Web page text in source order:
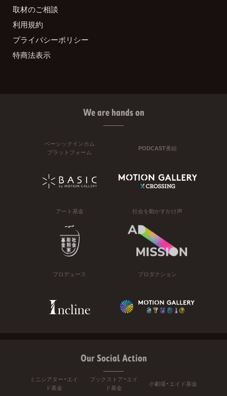
取材のご相談
利用規約
プライバシーポリシー
特商法表示
We are hands on
ベーシックインカム
プラットフォーム
PODCAST番組
アート基金 社会を動かすかけ声
プロデュース プロダクション
Our Social Action
ミニシアター・エイ
ド基金
ブックストア・エイ
ド基金
小劇場・エイド基金